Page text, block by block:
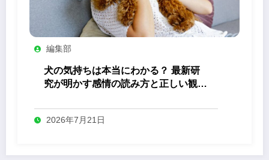
編集部
犬の気持ちは本当にわかる？ 最新研
究が明かす感情の読み方と正しい観察
2026年7月21日